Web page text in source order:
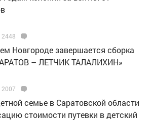
2448
Новгороде завершается сборка
– ЛЕТЧИК ТАЛАЛИХИН»
2007
семье в Саратовской области
стоимости путевки в детский